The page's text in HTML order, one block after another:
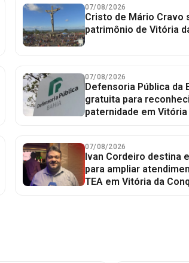
07/08/2026
Cristo de Mário Cravo
patrimônio de Vitória
07/08/2026
Defensoria Pública da
gratuita para
paternidade em
07/08/2026
Ivan Cordeiro destina
para ampliar
TEA em Vitória da